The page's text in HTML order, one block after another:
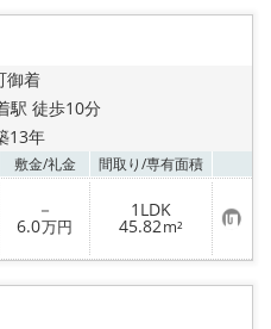
り
御着
駅 徒歩10分
13年
敷金/礼金 間取り/専有面積
－
6.0万円
1LDK
45.82m² お
気
に
り